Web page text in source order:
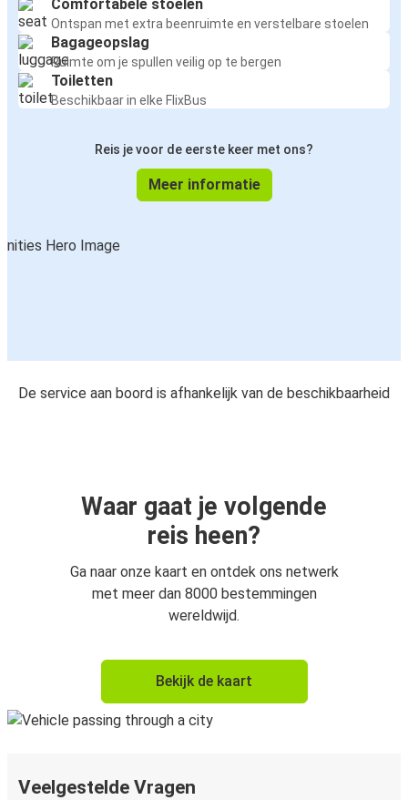
Comfortabele stoelen
Ontspan met extra beenruimte en verstelbare stoelen
Bagageopslag
Ruimte om je spullen veilig op te bergen
Toiletten
Beschikbaar in elke FlixBus
Reis je voor de eerste keer met ons?
Meer informatie
De service aan boord is afhankelijk van de beschikbaarheid
Waar gaat je volgende
reis heen?
Ga naar onze kaart en ontdek ons netwerk
met meer dan 8000 bestemmingen
wereldwijd.
Bekijk de kaart
Veelgestelde Vragen